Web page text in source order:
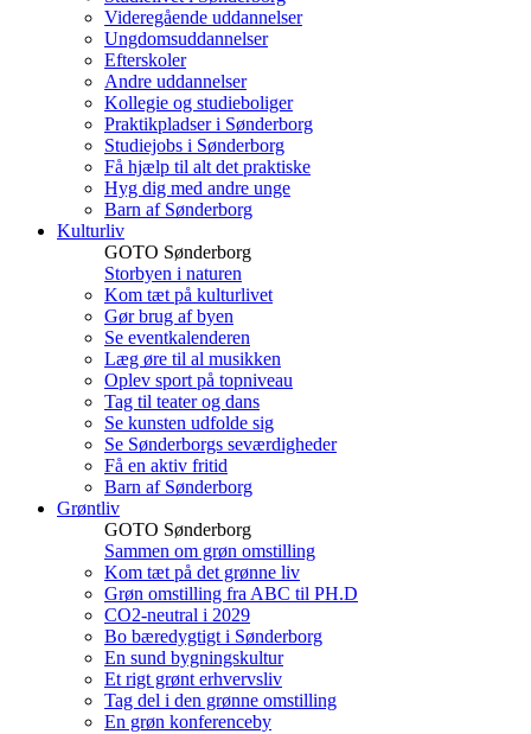
Videregående uddannelser
Ungdomsuddannelser
Efterskoler
Andre uddannelser
Kollegie og studieboliger
Praktikpladser i Sønderborg
Studiejobs i Sønderborg
Få hjælp til alt det praktiske
Hyg dig med andre unge
Barn af Sønderborg
Kulturliv
GOTO Sønderborg
Storbyen i naturen
Kom tæt på kulturlivet
Gør brug af byen
Se eventkalenderen
Læg øre til al musikken
Oplev sport på topniveau
Tag til teater og dans
Se kunsten udfolde sig
Se Sønderborgs seværdigheder
Få en aktiv fritid
Barn af Sønderborg
Grøntliv
GOTO Sønderborg
Sammen om grøn omstilling
Kom tæt på det grønne liv
Grøn omstilling fra ABC til PH.D
CO2-neutral i 2029
Bo bæredygtigt i Sønderborg
En sund bygningskultur
Et rigt grønt erhvervsliv
Tag del i den grønne omstilling
En grøn konferenceby